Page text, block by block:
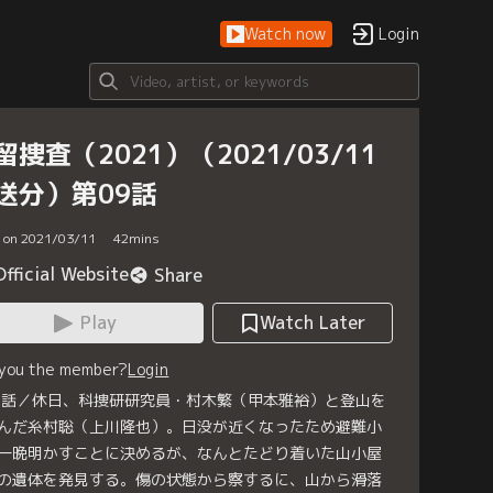
Watch now Login
捜査（2021）（2021/03/11
分）第09話
2021/03/11 42mins
Website
Share
Play
Watch Later
the member?Login
／休日、科捜研研究員・村木繁（甲本雅裕）と登山を
だ糸村聡（上川隆也）。日没が近くなったため避難小
晩明かすことに決めるが、なんとたどり着いた山小屋
遺体を発見する。傷の状態から察するに、山から滑落